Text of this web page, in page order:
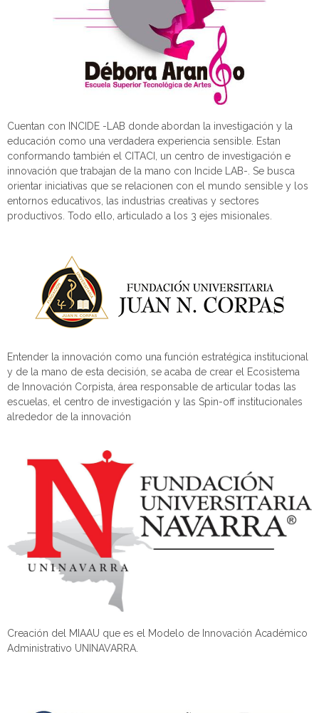
Cuentan con INCIDE -LAB donde abordan la investigación y la
educación como una verdadera experiencia sensible. Estan
conformando también el CITACI, un centro de investigación e
innovación que trabajan de la mano con Incide LAB-. Se busca
orientar iniciativas que se relacionen con el mundo sensible y los
entornos educativos, las industrias creativas y sectores
productivos. Todo ello, articulado a los 3 ejes misionales.
Entender la innovación como una función estratégica institucional
y de la mano de esta decisión, se acaba de crear el Ecosistema
de Innovación Corpista , área responsable de articular todas las
escuelas, el centro de investigación y las Spin-off institucionales
alrededor de la innovación
Creación del MIAAU que es el Modelo de Innovación Académico
Administrativo UNINAVARRA.